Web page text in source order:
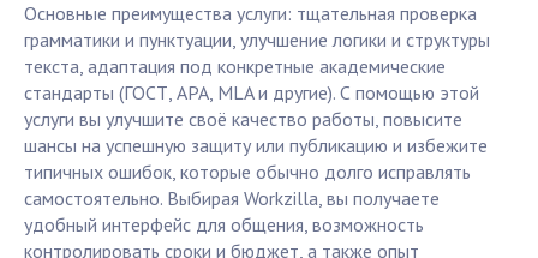
Основные преимущества услуги: тщательная проверка
грамматики и пунктуации, улучшение логики и структуры
текста, адаптация под конкретные академические
стандарты (ГОСТ, APA, MLA и другие). С помощью этой
услуги вы улучшите своё качество работы, повысите
шансы на успешную защиту или публикацию и избежите
типичных ошибок, которые обычно долго исправлять
самостоятельно. Выбирая Workzilla, вы получаете
удобный интерфейс для общения, возможность
контролировать сроки и бюджет, а также опыт